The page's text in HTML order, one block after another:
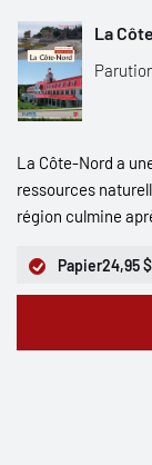
La
La Côte-Nord a
ressources
région culmine
Papier24,95 $